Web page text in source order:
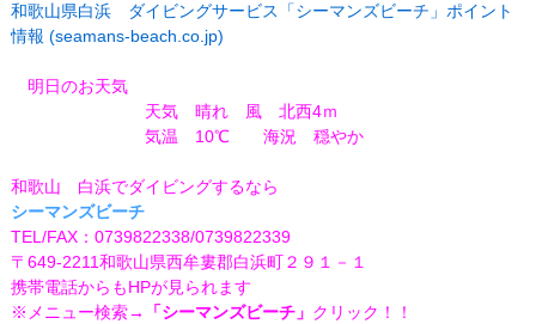
和歌山県白浜 ダイビングサービス「シーマンズビーチ」ポイント
情報 (seamans-beach.co.jp)
明日のお天気
天気 晴れ 風 北西4ｍ
気温 10℃ 海況 穏やか
和歌山 白浜でダイビングするなら
シーマンズビーチ
TEL/FAX：0739822338/0739822339
〒649-2211和歌山県西牟婁郡白浜町２９１－１
携帯電話からもHPが見られます
※メニュー検索→「シーマンズビーチ」 クリック！！